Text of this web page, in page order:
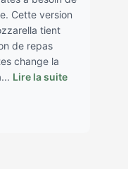
Cette version
tient
de repas
change la
Lire la suite